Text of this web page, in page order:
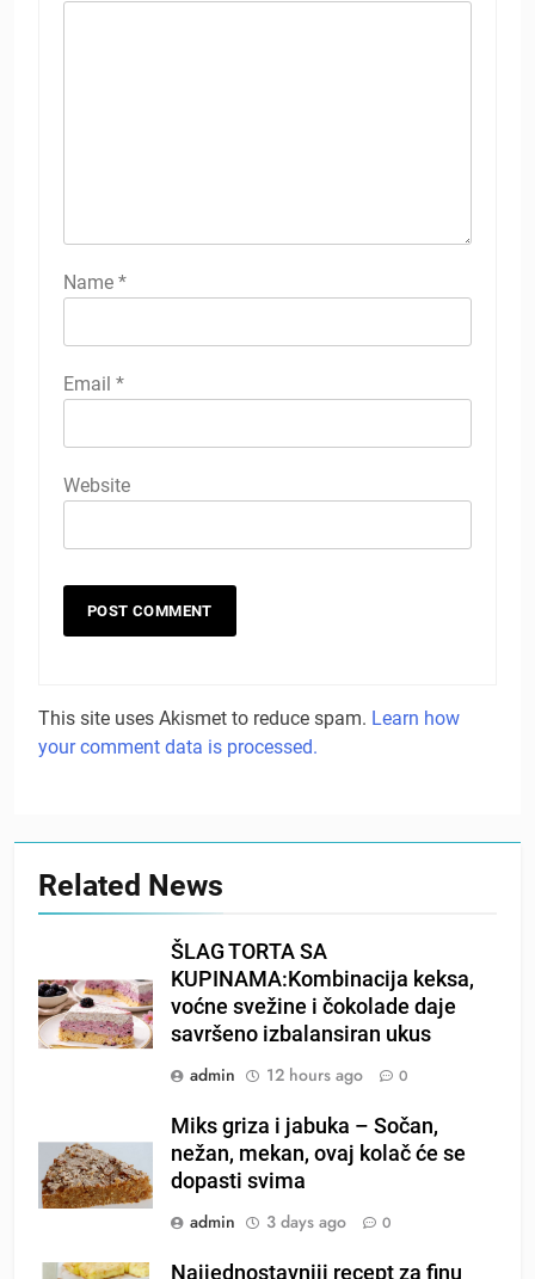
Name *
Email *
Website
This site uses Akismet to reduce spam. Learn how
your comment data is processed.
Related News
ŠLAG TORTA SA
KUPINAMA:Kombinacija keksa,
voćne svežine i čokolade daje
savršeno izbalansiran ukus
admin
12 hours ago 0
Miks griza i jabuka – Sočan,
nežan, mekan, ovaj kolač će se
dopasti svima
admin
3 days ago 0
Najjednostavniji recept za finu